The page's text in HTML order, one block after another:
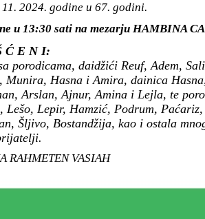
2024. godine u 67. godini.
u 13:30 sati na mezarju HAMBINA
Ć E N I:
porodicama, daidžići Reuf, Adem,
Hasna i Amira, dainica
Arslan, Ajnur, Amina i Lejla, te
Lepir, Hamzić, Podrum,
Šljivo, Bostandžija, kao i ostala
RAHMETEN VASIAH